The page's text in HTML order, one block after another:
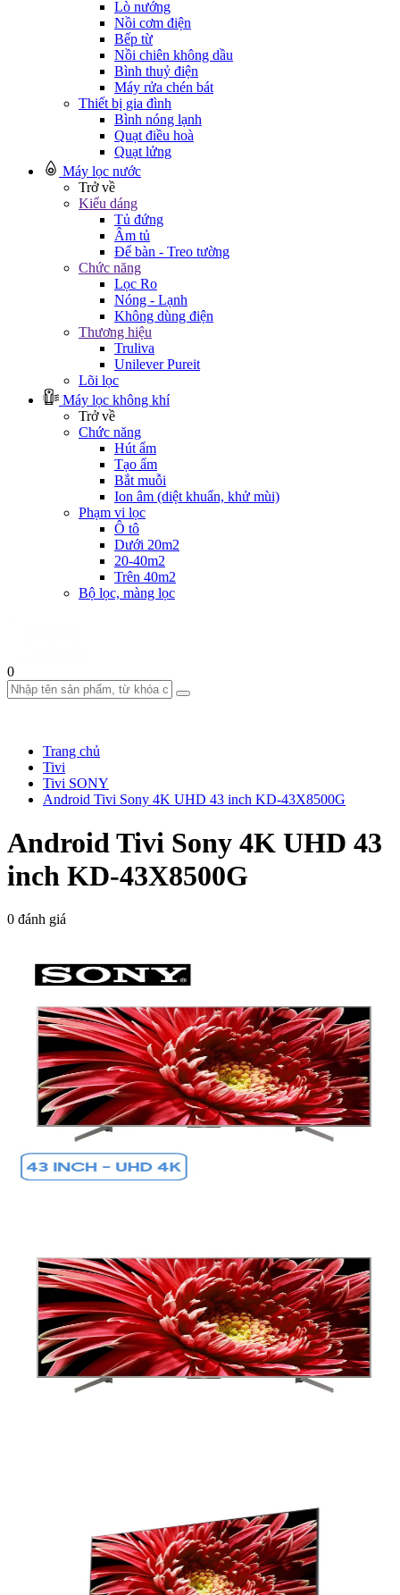
Lò nướng
Nồi cơm điện
Bếp từ
Nồi chiên không dầu
Bình thuỷ điện
Máy rửa chén bát
Thiết bị gia đình
Bình nóng lạnh
Quạt điều hoà
Quạt lửng
Máy lọc nước
Trở về
Kiểu dáng
Tủ đứng
Âm tủ
Để bàn - Treo tường
Chức năng
Lọc Ro
Nóng - Lạnh
Không dùng điện
Thương hiệu
Truliva
Unilever Pureit
Lõi lọc
Máy lọc không khí
Trở về
Chức năng
Hút ẩm
Tạo ẩm
Bắt muỗi
Ion âm (diệt khuẩn, khử mùi)
Phạm vi lọc
Ô tô
Dưới 20m2
20-40m2
Trên 40m2
Bộ lọc, màng lọc
0
Trang chủ
Tivi
Tivi SONY
Android Tivi Sony 4K UHD 43 inch KD-43X8500G
Android Tivi Sony 4K UHD 43
inch KD-43X8500G
0 đánh giá